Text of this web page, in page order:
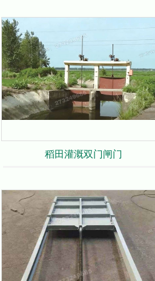
稻田灌溉双门闸门